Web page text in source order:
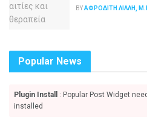
BYΑΦΡΟΔΊΤΗ ΛΙΛΛΉ,
Popular News
Plugin Install
: Popular Post Widget
installed